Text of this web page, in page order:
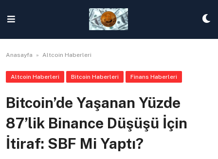
content
Anasayfa » Altcoin Haberleri
Altcoin Haberleri Bitcoin Haberleri Finans Haberleri
Bitcoin’de Yaşanan Yüzde
87’lik Binance Düşüşü İçin
İtiraf: SBF Mi Yaptı?